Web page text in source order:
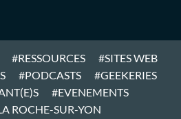
#RESSOURCES
#SITES WEB
#PODCASTS
#GEEKERIES
#EVENEMENTS
ROCHE-SUR-YON